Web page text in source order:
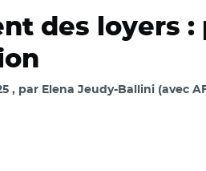
des loyers
par Elena Jeudy-Ballini (avec